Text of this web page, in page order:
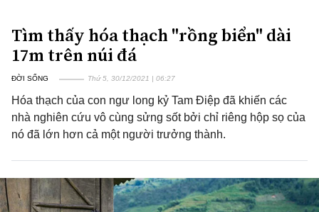
Tìm thấy hóa thạch "rồng biển" dài
17m trên núi đá
ĐỜI SỐNG Thứ 5, 30/12/2021 | 06:27
Hóa thạch của con ngư long kỷ Tam Điệp đã khiến các
nhà nghiên cứu vô cùng sửng sốt bởi chỉ riêng hộp sọ của
nó đã lớn hơn cả một người trưởng thành.